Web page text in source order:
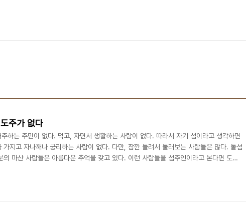
주가 없다
하는 주민이 없다. 먹고, 자면서 생활하는 사람이 없다. 따라서 자기 섬이라고 생각하면
가지고 자나깨나 궁리하는 사람이 없다. 다만, 잠깐 들려서 둘러보는 사람들은 많다. 돝섬
의 마산 사람들은 아름다운 추억을 갖고 있다. 이런 사람들을 섬주인이라고 본다면 도주
류되지 않은 정보가 쓰레기에 불과하듯이 다듬어지지 않은 아이디어는 창원시의 담당공
만 서두르게 된다. 아무런 대안없이 철거만 생각하는 것은 우선순위가 바뀐 것..